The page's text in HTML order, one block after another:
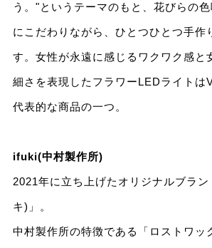
う。"というテーマのもと、花びらの
にこだわりながら、ひとつひとつ⼿作
す。⼥性が永遠に感じるワクワク感と
細さを表現したフラワーLEDライトは
代表的な商品の⼀つ。
ifuki(中村製作所)
2021年に⽴ち上げたオリジナルブラ
キ)」。
中村製作所の特徴である「ロストワッ